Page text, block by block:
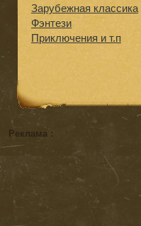
Зарубежная классика
Фэнтези
Приключения и т.п
Реклама :